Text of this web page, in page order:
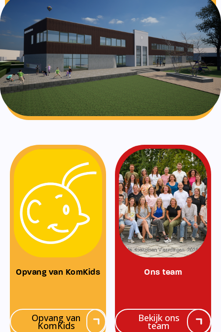
Opvang van KomKids
Opvang van
KomKids
Ons team
Bekijk ons
team